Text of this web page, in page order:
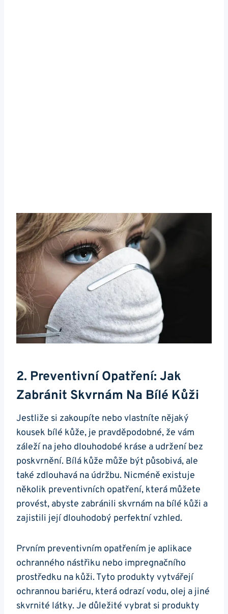
2. Preventivní Opatření: Jak
Zabránit Skvrnám ‍na Bílé Kůži
Jestliže si zakoupíte‍ nebo ‌vlastníte nějaký
kousek bílé kůže, je pravděpodobné,‍ že vám
záleží na jeho dlouhodobé kráse a udržení bez
‌poskvrnění. Bílá kůže může být působivá, ‍ale
také zdlouhavá na ⁤údržbu. Nicméně existuje
několik preventivních opatření, která můžete
provést, abyste zabránili skvrnám na bílé kůži a
zajistili její ⁢dlouhodobý perfektní ‌vzhled.
Prvním preventivním opatřením je aplikace
ochranného‌ nástřiku nebo impregnačního
prostředku na kůži. Tyto produkty vytvářejí
ochrannou bariéru, která odrazí vodu, olej a jiné
skvrnité látky. Je důležité vybrat si produkty